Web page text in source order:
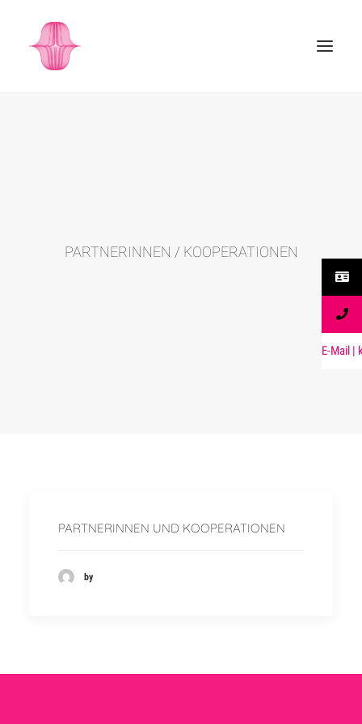
PARTNERINNEN / KOOPERATIONEN
PARTNERINNEN UND KOOPERATIONEN
by
| li
aM-E